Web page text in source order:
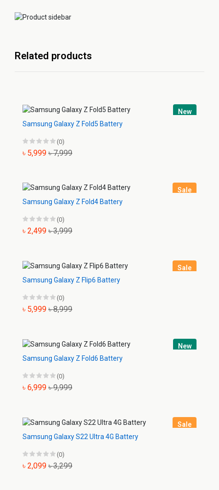
Related products
New
Samsung Galaxy Z Fold5 Battery
(0)
৳ 5,999 ৳ 7,999
Sale
Samsung Galaxy Z Fold4 Battery
(0)
৳ 2,499 ৳ 3,999
Sale
Samsung Galaxy Z Flip6 Battery
(0)
৳ 5,999 ৳ 8,999
New
Samsung Galaxy Z Fold6 Battery
(0)
৳ 6,999 ৳ 9,999
Sale
Samsung Galaxy S22 Ultra 4G Battery
(0)
৳ 2,099 ৳ 3,299